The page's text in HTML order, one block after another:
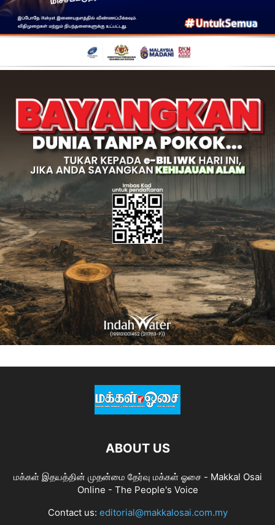
ABOUT US
மக்கள் இதயத்தின் முதன்மை தேர்வு மக்கள் ஓசை - Makkal Osai
Online - The People's Voice
Contact us: editorial@makkalosai.com.my